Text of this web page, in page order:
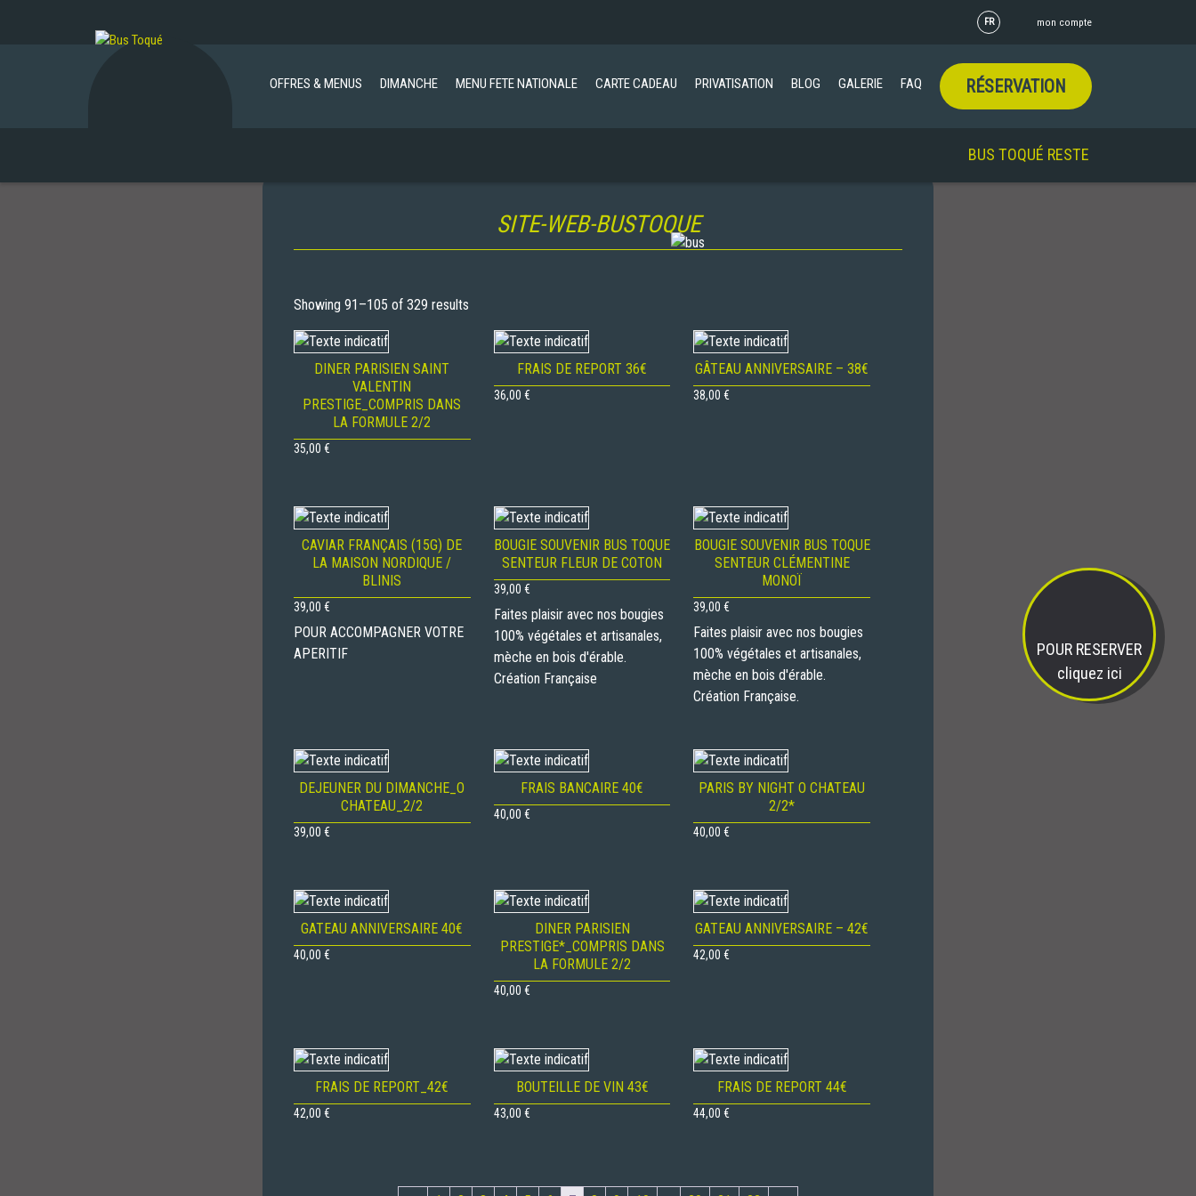
FR mon compte
OFFRES & MENUS DIMANCHE MENU FETE NATIONALE CARTE CADEAU PRIVATISATION BLOG GALERIE FAQ RÉSERVATION
BUS TOQUÉ RESTE OUVERT TOUT L'ÉTÉ !
SITE-WEB-BUSTOQUE
Showing 91–105 of 329 results
DINER PARISIEN SAINT
VALENTIN
PRESTIGE_COMPRIS DANS
LA FORMULE 2/2
35,00 €
FRAIS DE REPORT 36€
36,00 €
GÂTEAU ANNIVERSAIRE – 38€
38,00€
CAVIAR FRANÇAIS (15G) DE
LA MAISON NORDIQUE /
BLINIS
39,00 €
POUR ACCOMPAGNER VOTRE
APERITIF
BOUGIE SOUVENIR BUS TOQUE
SENTEUR FLEUR DE COTON
39,00 €
Faites plaisir avec nos bougies
100% végétales et artisanales,
mèche en bois d'érable.
Création Française
BOUGIE SOUVENIR BUS TOQUE
SENTEUR CLÉMENTINE
MONOÏ
39,00€
Faites plaisir avec nos bougies
100% végétales et artisanales,
mèche en bois d'érable.
Création Française.
DEJEUNER DU DIMANCHE_O
CHATEAU_2/2
39,00 €
FRAIS BANCAIRE 40€
40,00 €
PARIS BY NIGHT O CHATEAU
2/2*
40,00€
GATEAU ANNIVERSAIRE 40€
40,00 €
DINER PARISIEN
PRESTIGE*_COMPRIS DANS
LA FORMULE 2/2
40,00 €
GATEAU ANNIVERSAIRE – 42€
42,00€
FRAIS DE REPORT_42€
42,00 €
BOUTEILLE DE VIN 43€
43,00 €
FRAIS DE REPORT 44€
44,00€
POUR RESERVER
cliquez ici